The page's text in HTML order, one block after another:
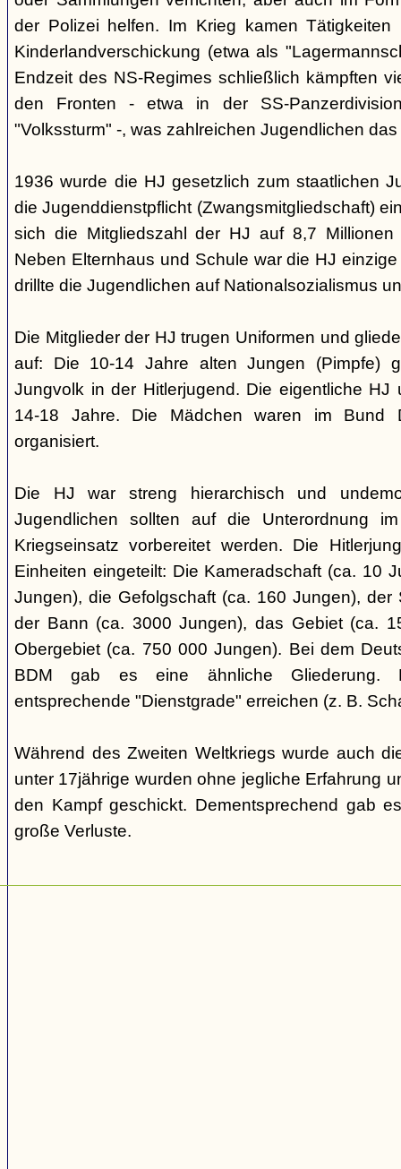
der Polizei helfen. Im Krieg kamen
Kinderlandverschickung (etwa als
Endzeit des NS-Regimes schließlich kämpften
den Fronten - etwa in der SS-
"Volkssturm" -, was zahlreichen Jugendlichen
1936 wurde die HJ gesetzlich zum staatlichen
die Jugenddienstpflicht (Zwangsmitgliedschaft)
sich die Mitgliedszahl der HJ auf 8,7 Millionen
Neben Elternhaus und Schule war die HJ
drillte die Jugendlichen auf Nationalsozialismus
Die Mitglieder der HJ trugen Uniformen und
auf: Die 10-14 Jahre alten Jungen (Pimpfe)
Jungvolk in der Hitlerjugend. Die eigentliche HJ
14-18 Jahre. Die Mädchen waren im Bund
organisiert.
Die HJ war streng hierarchisch und
Jugendlichen sollten auf die Unterordnung
Kriegseinsatz vorbereitet werden. Die
Einheiten eingeteilt: Die Kameradschaft (ca. 10
Jungen), die Gefolgschaft (ca. 160 Jungen), der
der Bann (ca. 3000 Jungen), das Gebiet (ca.
Obergebiet (ca. 750 000 Jungen). Bei dem
BDM gab es eine ähnliche Gliederung.
entsprechende "Dienstgrade" erreichen (z. B.
Während des Zweiten Weltkriegs wurde auch
unter 17jährige wurden ohne jegliche Erfahrung
den Kampf geschickt. Dementsprechend gab
große Verluste.